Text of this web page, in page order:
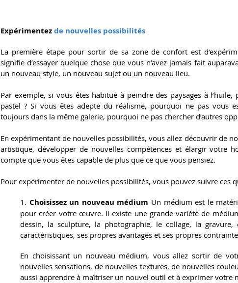
Expérimentez de nouvelles possibilités
La première étape pour sortir de sa zone de confort est
signifie d’essayer quelque chose que vous n’avez jamais fait
un nouveau style, un nouveau sujet ou un nouveau lieu.
Par exemple, si vous êtes habitué à peindre des paysages à
pastel ? Si vous êtes adepte du réalisme, pourquoi ne pas vous
toujours dans la même galerie, pourquoi ne pas chercher d’autres
En expérimentant de nouvelles possibilités, vous allez découvrir de
artistique, développer de nouvelles compétences et élargir votre
compte que vous êtes capable de plus que ce que vous pensiez.
Pour expérimenter de nouvelles possibilités, vous pouvez suivre ces
1. Choisissez un nouveau médium Un médium est le
pour créer votre œuvre. Il existe une grande variété de
dessin, la sculpture, la photographie, le collage, la
caractéristiques, ses propres avantages et ses propres
En choisissant un nouveau médium, vous allez sortir de
nouvelles sensations, de nouvelles textures, de nouvelles
aussi apprendre à maîtriser un nouvel outil et à exprimer votre